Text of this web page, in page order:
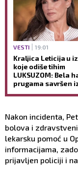
VESTI 19:01
Kraljica Leticija u
koje odiše tihim
LUKSUZOM: Bela
prugama savršen
Nakon incidenta,
bolova i
lekarsku pomoć u
informacijama,
prijavljen policiji i